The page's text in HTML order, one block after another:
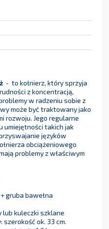
- to kołnierz, który sprzyja
z koncentracją,
w radzeniu sobie z
może być traktowany jako
rozwoju. Jego regularne
umiejętności takich jak
języków
obciążeniowego
problemy z właściwym
gruba bawełna
lub kuleczki szklane
ok. 33 cm.